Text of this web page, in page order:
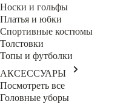
Носки и гольфы
Платья и юбки
Спортивные костюмы
Толстовки
Топы и футболки
АКСЕССУАРЫ
Посмотреть все
Головные уборы